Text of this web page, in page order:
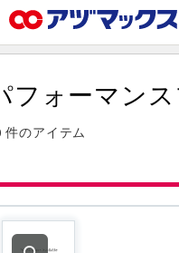
お気に入り
カート
代理店一覧
フォーマン
件のアイテム